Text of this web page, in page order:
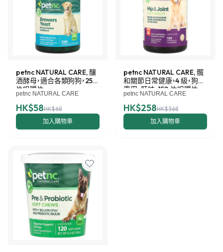
petnc NATURAL CARE, 釀
酒酵母，適合各類狗狗，250
片咀嚼片
petnc NATURAL CARE
HK$58HK$68
加入購物車
petnc NATURAL CARE, 髖
和關節日常健康，4 級，狗狗
專用，肝味，150 片咀嚼片
petnc NATURAL CARE
HK$258HK$368
加入購物車